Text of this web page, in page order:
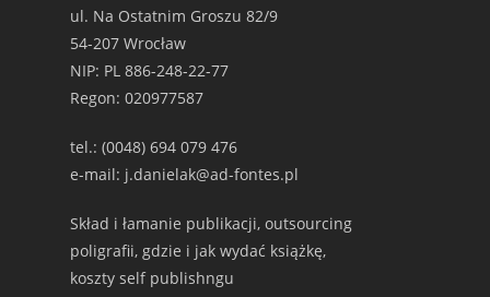
ul. Na Ostatnim Groszu 82/9
54-207 Wrocław
NIP: PL 886-248-22-77
Regon: 020977587
tel.: (0048) 694 079 476
e-mail: j.danielak@ad-fontes.pl
Skład i łamanie publikacji, outsourcing
poligrafii, gdzie i jak wydać książkę,
koszty self publishngu